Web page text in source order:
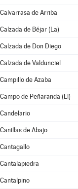
Calvarrasa de Arriba
Calzada de Béjar (La)
Calzada de Don Diego
Calzada de Valdunciel
Campillo de Azaba
Campo de Peñaranda (El)
Candelario
Canillas de Abajo
Cantagallo
Cantalapiedra
Cantalpino